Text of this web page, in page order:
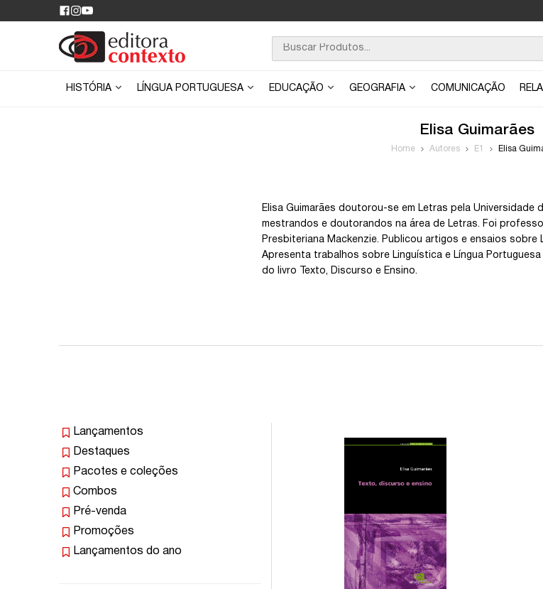
HISTÓRIA LÍNGUA PORTUGUESA EDUCAÇÃO GEOGRAFIA COMUNICAÇÃO
Elisa Guimarães
Home Autores E1 Elisa
Elisa Guimarães doutorou-se em Letras pela
mestrandos e doutorandos na área de Letras. Foi
Presbiteriana Mackenzie. Publicou artigos e ensaios
Apresenta trabalhos sobre Linguística e Língua
do livro Texto, Discurso e Ensino.
Lançamentos
Destaques
Pacotes e coleções
Combos
Pré-venda
Promoções
Lançamentos do ano